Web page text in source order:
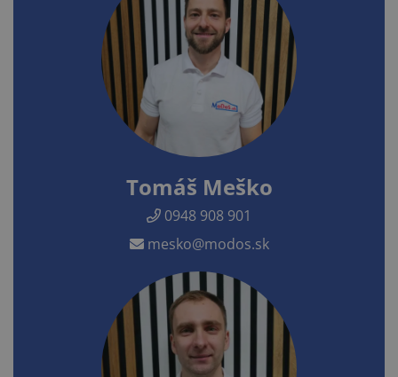
Tomáš Meško
0948 908 901
mesko@modos.sk